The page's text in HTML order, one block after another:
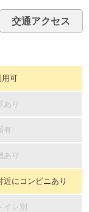
交通アクセス
用可
あり
有
あり
近にコンビニあり
イレ別